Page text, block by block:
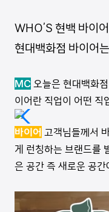
WHO’S 현백 바이어
현대백화점 바이어
MC 오늘은 현대백화
이어란 직업이 어떤 직
바이어 고객님들께서
게 런칭하는 브랜드를
은 공간 즉 새로운 공